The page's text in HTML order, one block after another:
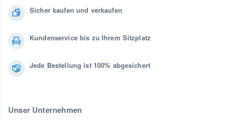
Sicher kaufen und verkaufen
Kundenservice bis zu Ihrem Sitzplatz
Jede Bestellung ist 100% abgesichert
Unser Unternehmen